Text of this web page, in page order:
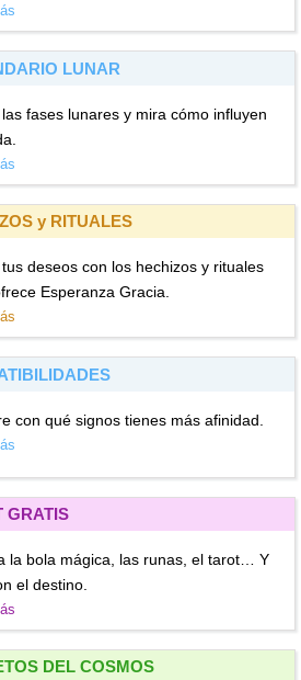
LUNAR
fases lunares y mira cómo influyen
y RITUALES
deseos con los hechizos y rituales
Esperanza Gracia.
con qué signos tienes más afinidad.
GRATIS
la bola mágica, las runas, el tarot… Y
el destino.
DEL COSMOS